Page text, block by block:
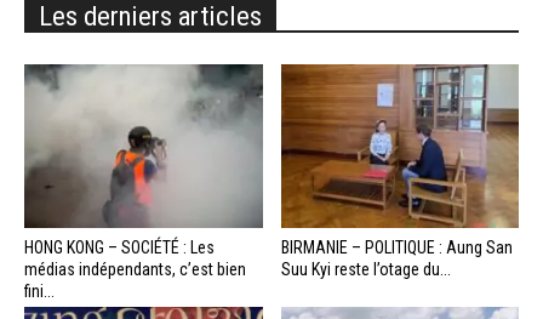
Les derniers articles
HONG KONG – SOCIÉTÉ : Les
médias indépendants, c’est bien
fini...
BIRMANIE – POLITIQUE : Aung San
Suu Kyi reste l’otage du...